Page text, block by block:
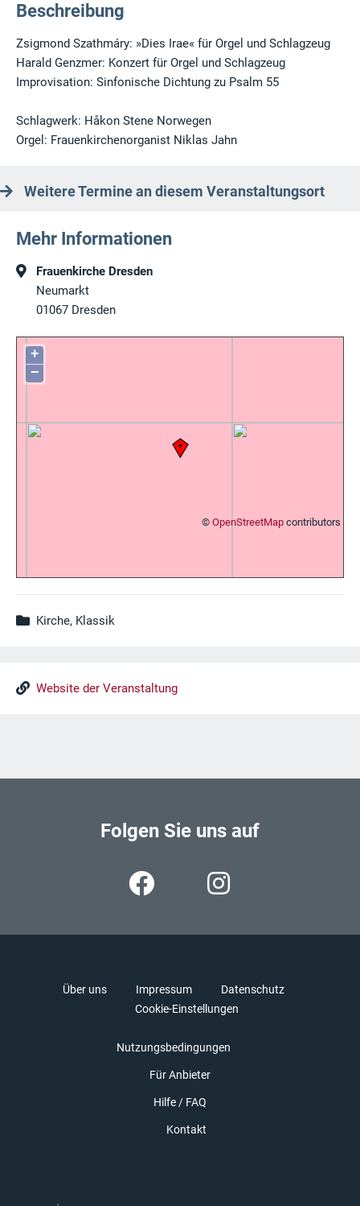
Beschreibung
Zsigmond Szathmáry: »Dies Irae« für Orgel und Schlagzeug
Harald Genzmer: Konzert für Orgel und Schlagzeug
Improvisation: Sinfonische Dichtung zu Psalm 55
Schlagwerk: Håkon Stene Norwegen
Orgel: Frauenkirchenorganist Niklas Jahn
Weitere Termine an diesem Veranstaltungsort
Mehr Informationen
Frauenkirche Dresden
Neumarkt
01067 Dresden
+
−
© OpenStreetMap contributors
Kirche, Klassik
Website der Veranstaltung
Folgen Sie uns auf
Über uns Impressum
Datenschutz
Cookie-Einstellungen
Nutzungsbedingungen
Für Anbieter
Hilfe / FAQ
Kontakt